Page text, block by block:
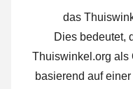
das
Dies bedeutet,
Thuiswinkel.org als
basierend auf